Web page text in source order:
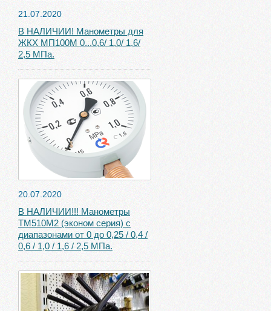
21.07.2020
В НАЛИЧИИ! Манометры для
ЖКХ МП100М 0...0,6/ 1,0/ 1,6/
2,5 МПа.
20.07.2020
В НАЛИЧИИ!!! Манометры
ТМ510М2 (эконом серия) с
диапазонами от 0 до 0,25 / 0,4 /
0,6 / 1,0 / 1,6 / 2,5 МПа.